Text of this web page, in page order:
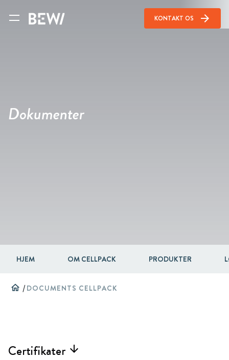
KONTAKT OS arrow_forward
Dokumenter
HJEM OM CELLPACK PRODUKTER
home /DOCUMENTS CELLPACK
Certifikater arrow_forward